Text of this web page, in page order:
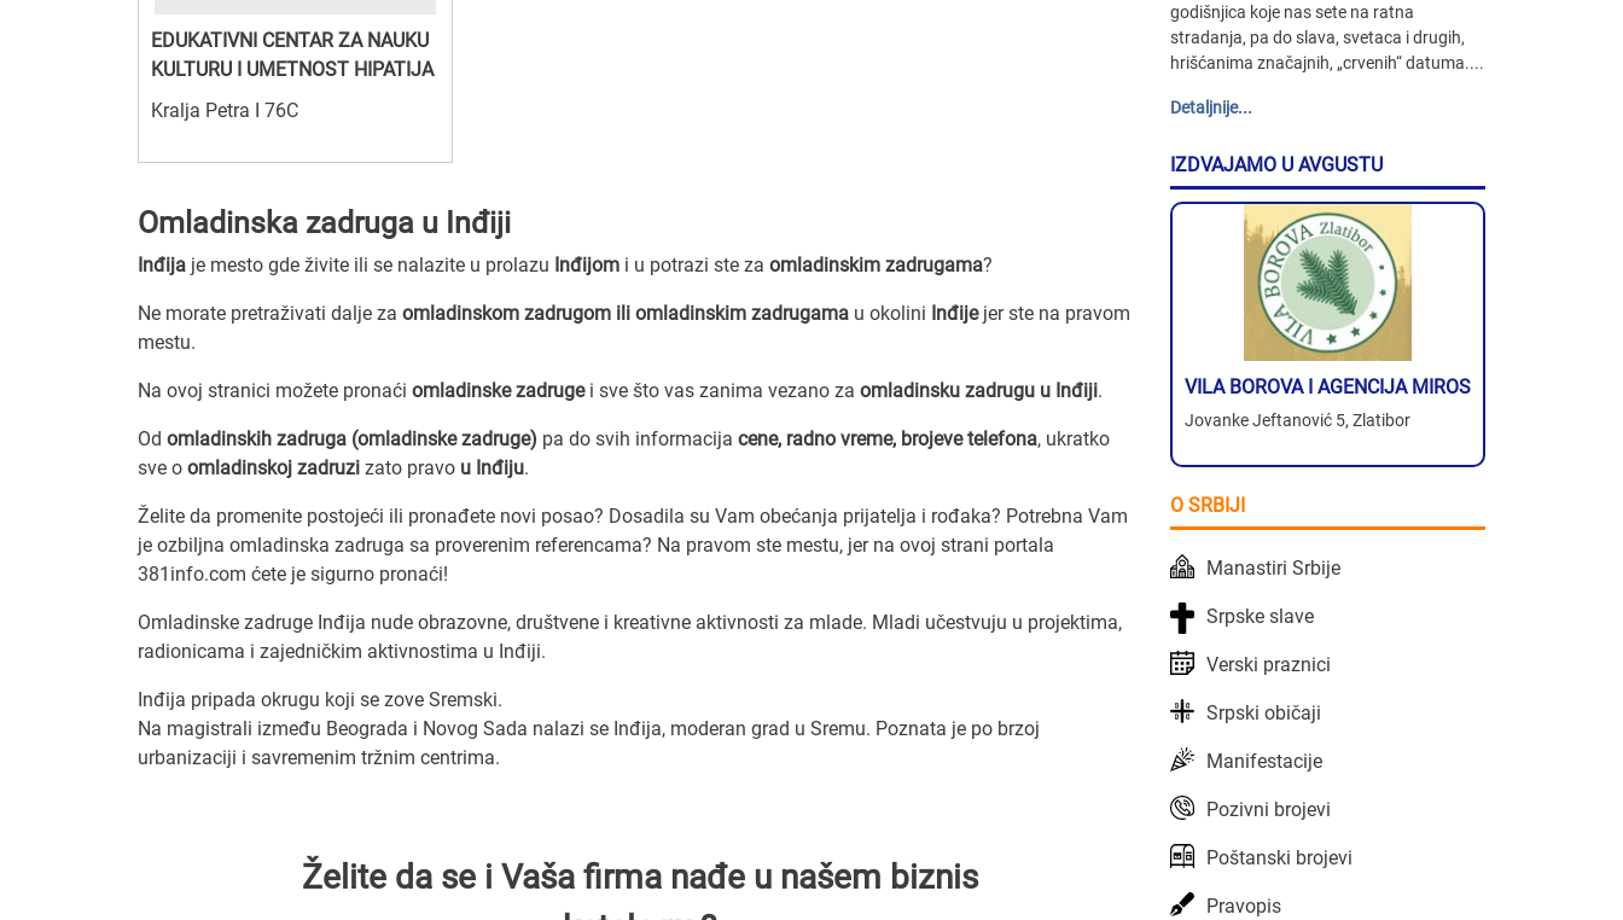
EDUKATIVNI CENTAR ZA NAUKU
KULTURU I UMETNOST HIPATIJA
Kralja Petra I 76C
Omladinska zadruga u Inđiji
Inđija je mesto gde živite ili se nalazite u prolazu Inđijom i u potrazi ste za omladinskim zadrugama?
Ne morate pretraživati dalje za omladinskom zadrugom ili omladinskim zadrugama u okolini Inđijejer ste na pravom
mestu.
Na ovoj stranici možete pronaći omladinske zadrugei sve što vas zanima vezano za omladinsku zadrugu u Inđiji.
Od omladinskih zadruga (omladinske zadruge) pa do svih informacija cene, radno vreme, brojeve telefona, ukratko
sve o omladinskoj zadruzi zato pravo u Inđiju.
Želite da promenite postojeći ili pronađete novi posao? Dosadila su Vam obećanja prijatelja i rođaka? Potrebna Vam
je ozbiljna omladinska zadruga sa proverenim referencama? Na pravom ste mestu, jer na ovoj strani portala
381info.com ćete je sigurno pronaći!
Omladinske zadruge Inđija nude obrazovne, društvene i kreativne aktivnosti za mlade. Mladi učestvuju u projektima,
radionicama i zajedničkim aktivnostima u Inđiji.
Inđija pripada okrugu koji se zove Sremski.
Na magistrali između Beograda i Novog Sada nalazi se Inđija, moderan grad u Sremu. Poznata je po brzoj
urbanizaciji i savremenim tržnim centrima.
Želite da se i Vaša firma nađe u našem biznis
godišnjica koje nas sete na ratna
stradanja, pa do slava, svetaca i drugih,
hrišćanima značajnih, „crvenih“ datuma....
Detaljnije...
IZDVAJAMO U AVGUSTU
VILA BOROVA I AGENCIJA MIROS
Jovanke Jeftanović 5, Zlatibor
O SRBIJI
Manastiri Srbije
Srpske slave
Verski praznici
Srpski običaji
Manifestacije
Pozivni brojevi
Poštanski brojevi
Pravopis